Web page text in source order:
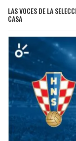
LAS VOCES DE LA
CASA